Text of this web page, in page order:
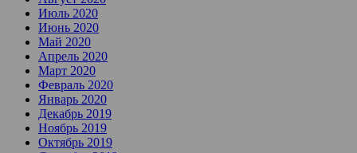
Июль 2020
Июнь 2020
Май 2020
Апрель 2020
Март 2020
Февраль 2020
Январь 2020
Декабрь 2019
Ноябрь 2019
Октябрь 2019